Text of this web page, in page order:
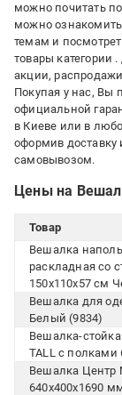
можно почитать
можно
темам и
товары категории .
акции,
Покупая у нас, Вы
официальной
в Киеве или в
оформив
самовывозом.
Цены на
Товар
Вешалка
раскладная со
150х110х57 см
Вешалка для
Белый (9834)
Вешалка-
TALL с полками
Вешалка Центр
640х400х1690